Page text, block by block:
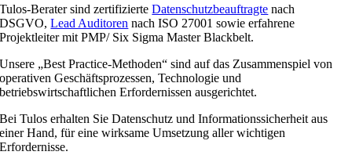
Tulos-Berater sind zertifizierteDatenschutzbeauftragte nach
DSGVO,Lead Auditoren nach ISO 27001 sowie erfahrene
Projektleiter mit PMP/ Six Sigma Master Blackbelt.
Unsere „Best Practice-Methoden“ sind auf das Zusammenspiel von
operativen Geschäftsprozessen, Technologie und
betriebswirtschaftlichen Erfordernissen ausgerichtet.
Bei Tulos erhalten Sie Datenschutz und Informationssicherheit aus
einer Hand, für eine wirksame Umsetzung aller wichtigen
Erfordernisse.